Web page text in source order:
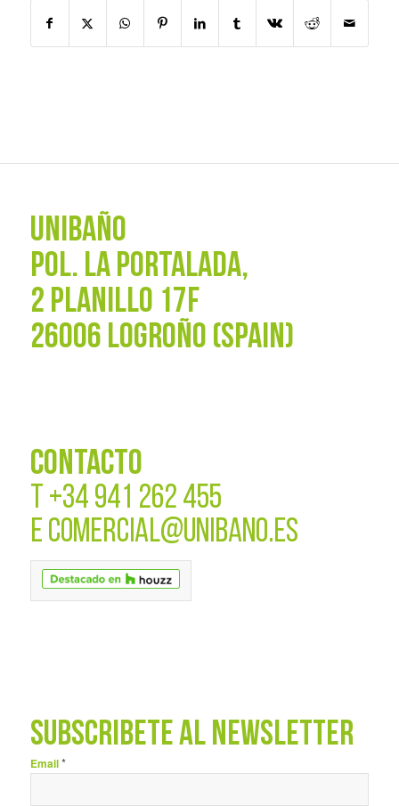
UNIBAÑO
POL. La Portalada,
2 PLANILLO 17F
26006 LOGROÑO (SPAIN)
CONTACTO
T +34 941 262 455
E COMERCIAL@UNIBANO.ES
SUBSCRÍBETE AL NEWSLETTER
Email*